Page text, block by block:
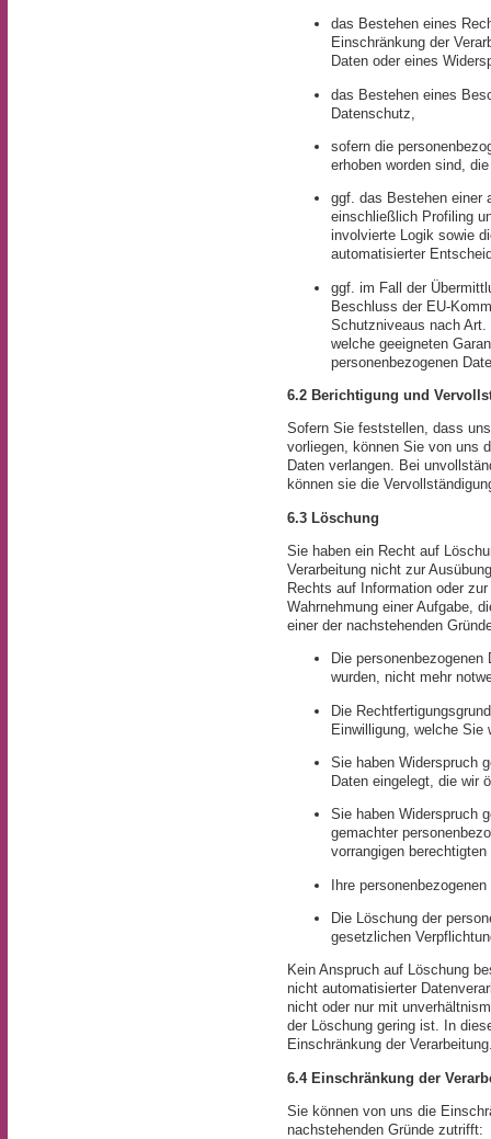
das Bestehen eines
Einschränkung der
Daten oder eines
das Bestehen eines
Datenschutz,
sofern die
erhoben worden sind,
ggf. das Bestehen einer
einschließlich Profiling
involvierte Logik sowie
automatisierter
ggf. im Fall der
Beschluss der EU-
Schutzniveaus nach
welche geeigneten
personenbezogenen
6.2 Berichtigung und
Sofern Sie feststellen, dass
vorliegen, können Sie von uns
Daten verlangen. Bei
können sie die
6.3 Löschung
Sie haben ein Recht auf
Verarbeitung nicht zur
Rechts auf Information oder
Wahrnehmung einer Aufgabe,
einer der nachstehenden
Die
wurden, nicht mehr
Die
Einwilligung, welche Sie
Sie haben Widerspruch
Daten eingelegt, die wir
Sie haben Widerspruch
gemachter
vorrangigen
Ihre
Die Löschung der
gesetzlichen
Kein Anspruch auf Löschung
nicht automatisierter
nicht oder nur mit
der Löschung gering ist. In
Einschränkung der
6.4 Einschränkung der
Sie können von uns die
nachstehenden Gründe zutrifft: